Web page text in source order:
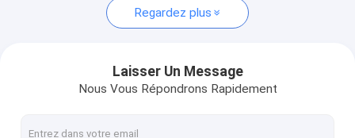
Jouet de enregistrement de peluche
Jouet de peluche de Pâques
Regardez plus
Laisser Un Message
Nous Vous Répondrons Rapidement